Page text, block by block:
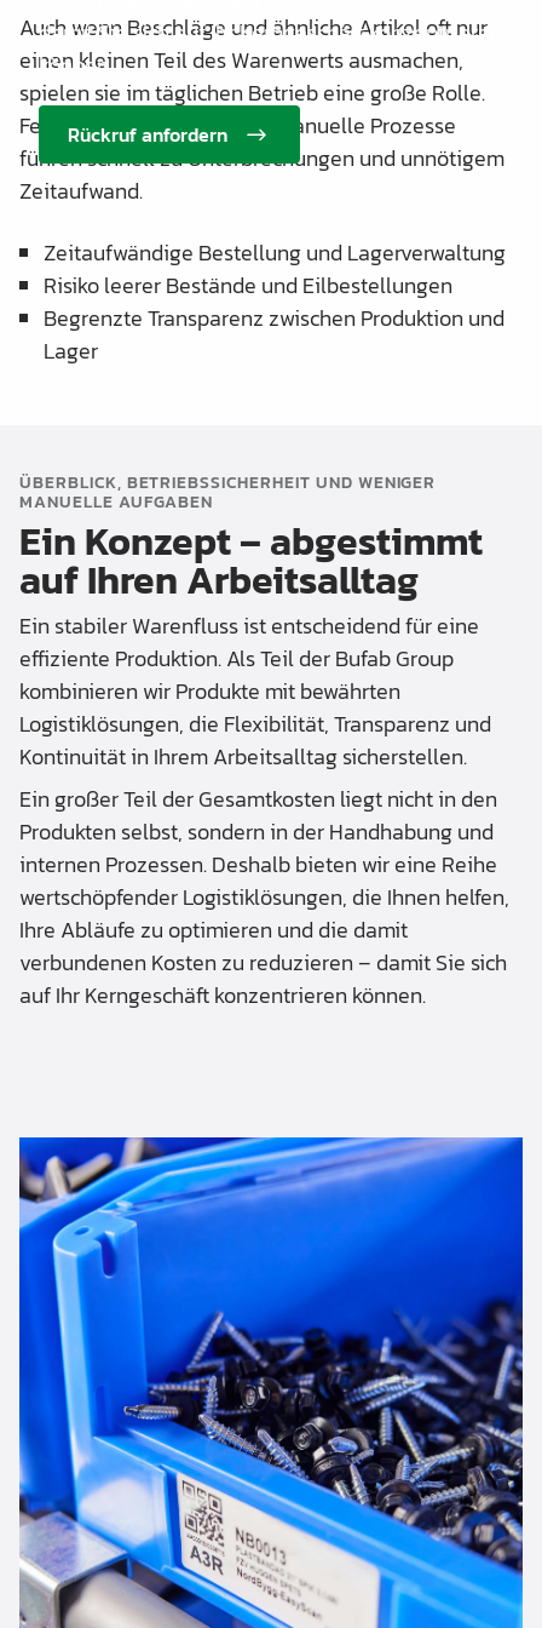
damit Sie sich auf Ihr Kerngeschäft konzentrieren
können.
Rückruf anfordern
Auch wenn Beschläge und ähnliche Artikel oft nur
einen kleinen Teil des Warenwerts ausmachen,
spielen sie im täglichen Betrieb eine große Rolle.
Fehlende Transparenz und manuelle Prozesse
führen schnell zu Unterbrechungen und unnötigem
Zeitaufwand.
Zeitaufwändige Bestellung und Lagerverwaltung
Risiko leerer Bestände und Eilbestellungen
Begrenzte Transparenz zwischen Produktion und
Lager
ÜBERBLICK, BETRIEBSSICHERHEIT UND WENIGER
MANUELLE AUFGABEN
Ein Konzept – abgestimmt
auf Ihren Arbeitsalltag
Ein stabiler Warenfluss ist entscheidend für eine
effiziente Produktion. Als Teil der Bufab Group
kombinieren wir Produkte mit bewährten
Logistiklösungen, die Flexibilität, Transparenz und
Kontinuität in Ihrem Arbeitsalltag sicherstellen.
Ein großer Teil der Gesamtkosten liegt nicht in den
Produkten selbst, sondern in der Handhabung und
internen Prozessen. Deshalb bieten wir eine Reihe
wertschöpfender Logistiklösungen, die Ihnen helfen,
Ihre Abläufe zu optimieren und die damit
verbundenen Kosten zu reduzieren – damit Sie sich
auf Ihr Kerngeschäft konzentrieren können.